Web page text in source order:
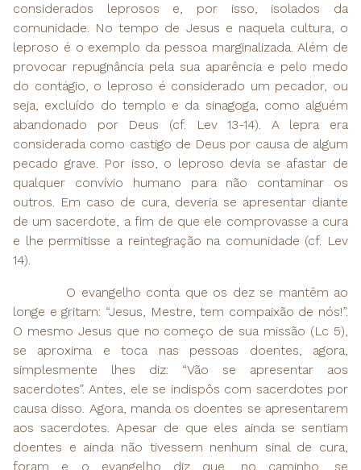
considerados leprosos e, por isso, isolados da
comunidade. No tempo de Jesus e naquela cultura, o
leproso é o exemplo da pessoa marginalizada. Além de
provocar repugnância pela sua aparência e pelo medo
do contágio, o leproso é considerado um pecador, ou
seja, excluído do templo e da sinagoga, como alguém
abandonado por Deus (cf. Lev 13-14). A lepra era
considerada como castigo de Deus por causa de algum
pecado grave. Por isso, o leproso devia se afastar de
qualquer convívio humano para não contaminar os
outros. Em caso de cura, deveria se apresentar diante
de um sacerdote, a fim de que ele comprovasse a cura
e lhe permitisse a reintegração na comunidade (cf. Lev
14).
O evangelho conta que os dez se mantêm ao
longe e gritam: “Jesus, Mestre, tem compaixão de nós!”.
O mesmo Jesus que no começo de sua missão (Lc 5),
se aproxima e toca nas pessoas doentes, agora,
simplesmente lhes diz: “Vão se apresentar aos
sacerdotes”. Antes, ele se indispôs com sacerdotes por
causa disso. Agora, manda os doentes se apresentarem
aos sacerdotes. Apesar de que eles ainda se sentiam
doentes e ainda não tivessem nenhum sinal de cura,
foram e o evangelho diz que, no caminho, se